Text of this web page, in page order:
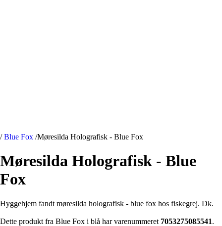
/ Blue Fox /Møresilda Holografisk - Blue Fox
Møresilda Holografisk - Blue
Fox
Hyggehjem fandt møresilda holografisk - blue fox hos fiskegrej. Dk.
Dette produkt fra Blue Fox i blå har varenummeret 7053275085541.